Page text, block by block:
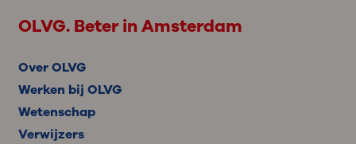
OLVG. Beter in Amsterdam
Over OLVG
Werken bij OLVG
Wetenschap
Verwijzers